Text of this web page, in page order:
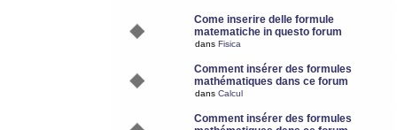
Come inserire delle formule
matematiche in questo forum
dans Fisica
Comment insérer des formules
mathématiques dans ce forum
dans Calcul
Comment insérer des formules